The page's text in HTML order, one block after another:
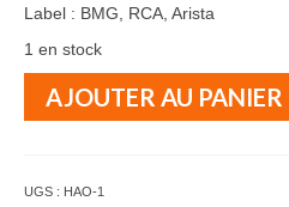
Label : BMG, RCA, Arista
1 en stock
AJOUTER AU PANIER
UGS : HAO-1